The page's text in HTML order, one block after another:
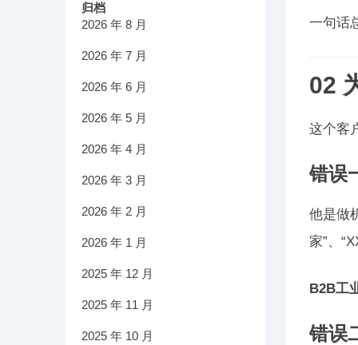
一句话
02
这个客
错误
他是做
家”、
B2B工
错误
归档
2026 年 8 月
2026 年 7 月
2026 年 6 月
2026 年 5 月
2026 年 4 月
2026 年 3 月
2026 年 2 月
2026 年 1 月
2025 年 12 月
2025 年 11 月
2025 年 10 月